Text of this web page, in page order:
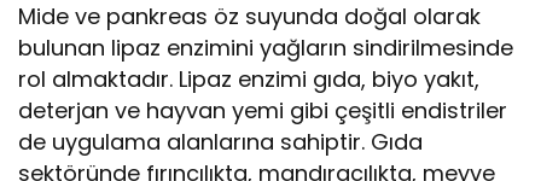
Mide ve pankreas öz suyunda doğal olarak
bulunan lipaz enzimini yağların sindirilmesinde
rol almaktadır. Lipaz enzimi gıda, biyo yakıt,
deterjan ve hayvan yemi gibi çeşitli endistriler
de uygulama alanlarına sahiptir. Gıda
sektöründe fırıncılıkta, mandıracılıkta, meyve